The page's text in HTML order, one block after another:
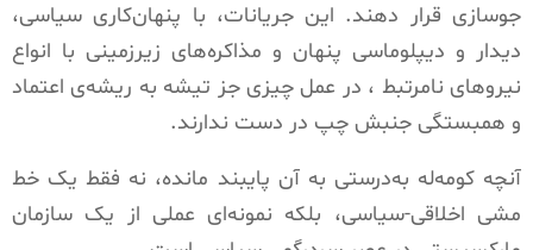
جو‌سازی قرار دهند. این جریانات، با پنهان‌کاری سیاسی،
دیدار و دیپلوماسی پنهان و مذاکره‌های زیرزمینی با انواع
نیروهای نامرتبط ، در عمل چیزی جز تیشه به ریشه‌ی اعتماد
و همبستگی جنبش چپ در دست ندارند.
آنچه کومه‌له به‌درستی به آن پایبند مانده، نه فقط یک خط
مشی اخلاقی-سیاسی، بلکه نمونه‌ای عملی از یک سازمان